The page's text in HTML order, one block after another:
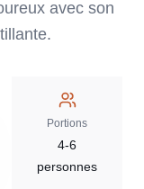
avec son
Portions
4-6
personnes